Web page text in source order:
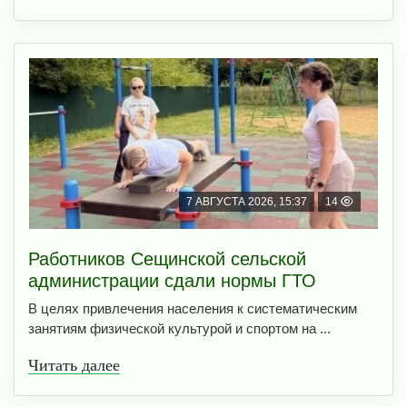
7 АВГУСТА 2026, 15:37 14
Работников Сещинской сельской
администрации сдали нормы ГТО
В целях привлечения населения к систематическим
занятиям физической культурой и спортом на ...
Читать далее